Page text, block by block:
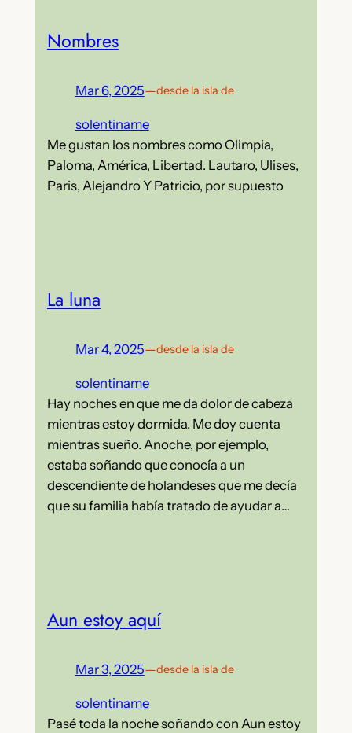
Nombres
Mar 6, 2025—desde la isla de
solentiname
Me gustan los nombres como Olimpia,
Paloma, América, Libertad. Lautaro, Ulises,
Paris, Alejandro Y Patricio, por supuesto
La luna
Mar 4, 2025—desde la isla de
solentiname
Hay noches en que me da dolor de cabeza
mientras estoy dormida. Me doy cuenta
mientras sueño. Anoche, por ejemplo,
estaba soñando que conocía a un
descendiente de holandeses que me decía
que su familia había tratado de ayudar a…
Aun estoy aquí
Mar 3, 2025—desde la isla de
solentiname
Pasé toda la noche soñando con Aun estoy